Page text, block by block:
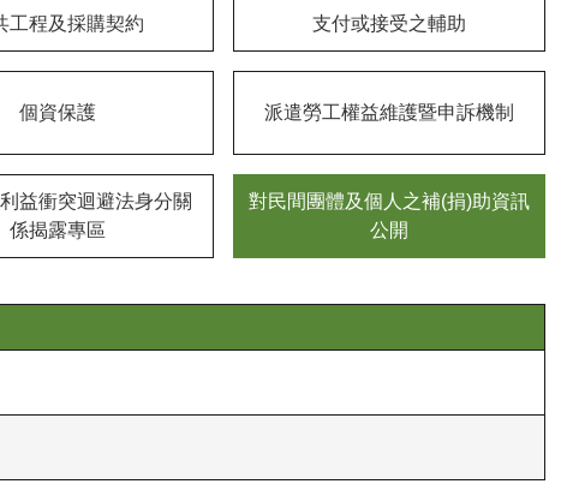
工程及採購契約 支付或接受之輔助
個資保護 派遣勞工權益維護暨申訴機制
益衝突迴避法身分關
係揭露專區
對民間團體及個人之補(捐)助資訊
公開